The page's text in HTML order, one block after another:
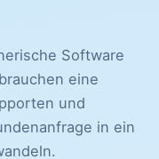
Software
eine
und
in ein